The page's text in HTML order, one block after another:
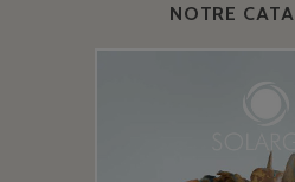
NOTRE